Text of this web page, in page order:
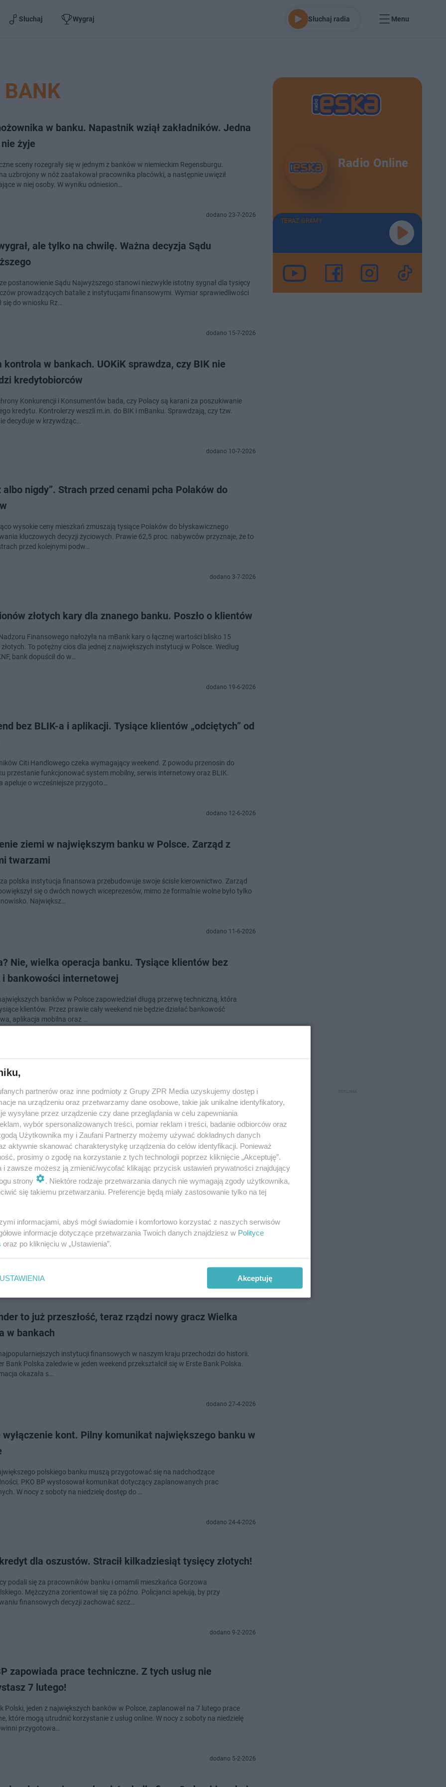
Słuchaj Wygraj Słuchaj radia Menu
BANK
w banku. Napastnik wziął zakładników. Jedna
żyje
sceny rozegrały się w jednym z banków w niemieckim Regensburgu.
uzbrojony w nóż zaatakował pracownika placówki, a następnie uwięził
w niej osoby. W wyniku odniesion…
dodano 23-7-2026
ale tylko na chwilę. Ważna decyzja Sądu
postanowienie Sądu Najwyższego stanowi niezwykle istotny sygnał dla tysięcy
prowadzących batalie z instytucjami finansowymi. Wymiar sprawiedliwości
się do wniosku Rz…
dodano 15-7-2026
kontrola w bankach. UOKiK sprawdza, czy BIK nie
kredytobiorców
Konkurencji i Konsumentów bada, czy Polacy są karani za poszukiwanie
kredytu. Kontrolerzy weszli m.in. do BIK i mBanku. Sprawdzają, czy tzw.
decyduje w krzywdząc…
dodano 10-7-2026
albo nigdy”. Strach przed cenami pcha Polaków do
wysokie ceny mieszkań zmuszają tysiące Polaków do błyskawicznego
kluczowych decyzji życiowych. Prawie 62,5 proc. nabywców przyznaje, że to
przed kolejnymi podw…
dodano 3-7-2026
złotych kary dla znanego banku. Poszło o klientów
Finansowego nałożyła na mBank kary o łącznej wartości blisko 15
To potężny cios dla jednej z największych instytucji w Polsce. Według
bank dopuścił do w…
dodano 19-6-2026
bez BLIK-a i aplikacji. Tysiące klientów „odciętych” od
Citi Handlowego czeka wymagający weekend. Z powodu przenosin do
przestanie funkcjonować system mobilny, serwis internetowy oraz BLIK.
apeluje o wcześniejsze przygoto…
dodano 12-6-2026
ziemi w największym banku w Polsce. Zarząd z
twarzami
polska instytucja finansowa przebudowuje swoje ścisłe kierownictwo. Zarząd
się o dwóch nowych wiceprezesów, mimo że formalnie wolne było tylko
Największ…
dodano 11-6-2026
Nie, wielka operacja banku. Tysiące klientów bez
i bankowości internetowej
banków w Polsce zapowiedział długą przerwę techniczną, która
klientów. Przez prawie cały weekend nie będzie działać bankowość
aplikacja mobilna oraz …
rewolucja za miliardy. Setki tysięcy klientów zmienią
dnia na dzień
rynku finansowym szykuje się potężna zmiana, która obejmie ogromną liczbę
czerwca detaliczny portfel Citi Handlowego oficjalnie powiększy struktury
Gra toczy się…
dodano 1-6-2026
nowoczesnych rozwiązań technologicznych w sektorze finansowym przynosi
konsekwencje dla zatrudnionych. Jeden ze światowych gigantów bankowych
właśnie plany masowych z…
dodano 20-5-2026
to już przeszłość, teraz rządzi nowy gracz Wielka
w bankach
instytucji finansowych w naszym kraju przechodzi do historii.
Bank Polska zaledwie w jeden weekend przekształcił się w Erste Bank Polska.
okazała s…
dodano 27-4-2026
wyłączenie kont. Pilny komunikat największego banku w
polskiego banku muszą przygotować się na nadchodzące
PKO BP wystosował komunikat dotyczący zaplanowanych prac
W nocy z soboty na niedzielę dostęp do …
dodano 24-4-2026
dla oszustów. Stracił kilkadziesiąt tysięcy złotych!
podali się za pracowników banku i omamili mieszkańca Gorzowa
Mężczyzna zorientował się za późno. Policjanci apelują, by przy
finansowych decyzji zachować szcz…
dodano 9-2-2026
zapowiada prace techniczne. Z tych usług nie
7 lutego!
Polski, jeden z największych banków w Polsce, zaplanował na 7 lutego prace
które mogą utrudnić korzystanie z usług online. W nocy z soboty na niedzielę
przygotowa…
dodano 5-2-2026
Radio Online
TERAZ GRAMY
partnerów oraz inne podmioty z Grupy ZPR Media uzyskujemy dostęp i
na urządzeniu oraz przetwarzamy dane osobowe, takie jak unikalne identyfikatory,
wysyłane przez urządzenie czy dane przeglądania w celu zapewniania
wybór spersonalizowanych treści, pomiar reklam i treści, badanie odbiorców oraz
Użytkownika my i Zaufani Partnerzy możemy używać dokładnych danych
aktywnie skanować charakterystykę urządzenia do celów identyfikacji. Ponieważ
prosimy o zgodę na korzystanie z tych technologii poprzez kliknięcie „Akceptuję”.
i zawsze możesz ją zmienić/wycofać klikając przycisk ustawień prywatności znajdujący
strony
. Niektóre rodzaje przetwarzania danych nie wymagają zgody użytkownika,
się takiemu przetwarzaniu. Preferencje będą miały zastosowanie tylko na tej
informacjami, abyś mógł świadomie i komfortowo korzystać z naszych serwisów
informacje dotyczące przetwarzania Twoich danych znajdziesz w Polityce
oraz po kliknięciu w „Ustawienia”.
USTAWIENIA Akceptuję